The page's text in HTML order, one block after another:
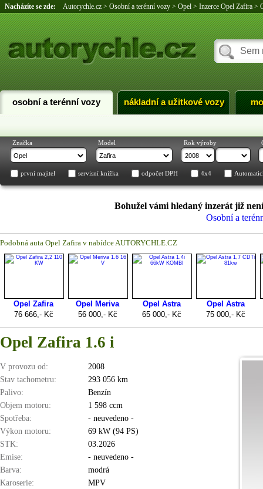
Nacházíte se zde: Autorychle.cz > Osobní a terénní vozy > Opel > Inzerce Opel Zafira >
osobní a terénní vozy nákladní a užitkové vozy
Značka Model Rok výroby
první majitel servisní knížka odpočet DPH 4x4
Bohužel vámi hledaný inzerát již
Osobní a
Podobná auta Opel Zafira v nabídce AUTORYCHLE.CZ
Opel Zafira 1.6 i
V provozu od:
2008
Stav tachometru:
293 056 km
Palivo:
Benzín
Objem motoru:
1 598 ccm
Spotřeba:
- neuvedeno -
Výkon motoru:
69 kW (94 PS)
STK:
03.2026
Emise:
- neuvedeno -
Barva:
modrá
Karoserie:
MPV